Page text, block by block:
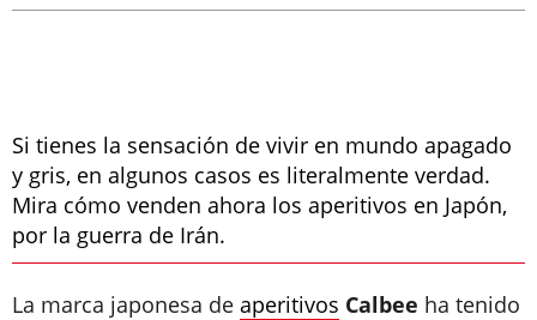
Si tienes la sensación de vivir en mundo apagado
y gris, en algunos casos es literalmente verdad.
Mira cómo venden ahora los aperitivos en Japón,
por la guerra de Irán.
La marca japonesa de aperitivos Calbee ha tenido